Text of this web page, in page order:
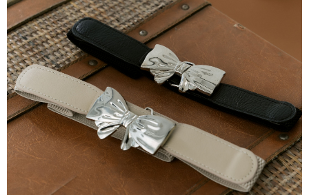
宅配
每筆NT$80，滿NT$2,000(含以上)免運費
離島
每筆NT$100，滿NT$2,000(含以上)免運費